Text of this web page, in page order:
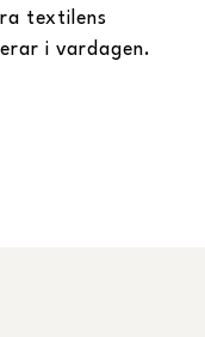
textilens
i vardagen.